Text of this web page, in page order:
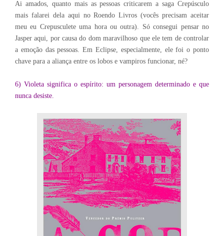
Ai amados, quanto mais as pessoas criticarem a saga Crepúsculo
mais falarei dela aqui no Roendo Livros (vocês precisam aceitar
meu eu Crepusculete uma hora ou outra). Só consegui pensar no
Jasper aqui, por causa do dom maravilhoso que ele tem de controlar
a emoção das pessoas. Em Eclipse, especialmente, ele foi o ponto
chave para a aliança entre os lobos e vampiros funcionar, né?
6) Violeta significa o espírito: um personagem determinado e que
nunca desiste.